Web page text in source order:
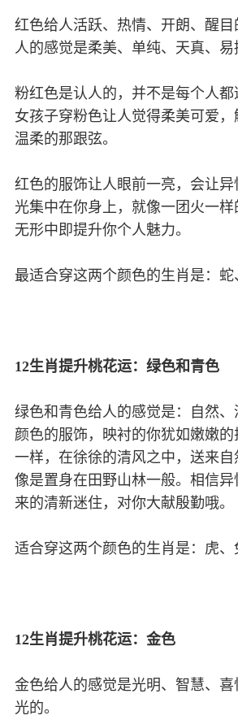
红色给人活跃、热情、开朗、醒
人的感觉是柔美、单纯、天真、易
粉红色是认人的，并不是每个人
女孩子穿粉色让人觉得柔美可爱
温柔的那跟弦。
红色的服饰让人眼前一亮，会让异
光集中在你身上，就像一团火一样
无形中即提升你个人魅力。
最适合穿这两个颜色的生肖是：蛇
12生肖提升桃花运：绿色和青色
绿色和青色给人的感觉是：自然
颜色的服饰，映衬的你犹如嫩嫩
一样，在徐徐的清风之中，送来自
像是置身在田野山林一般。相信
来的清新迷住，对你大献殷勤哦。
适合穿这两个颜色的生肖是：虎、
12生肖提升桃花运：金色
金色给人的感觉是光明、智慧、喜
光的。